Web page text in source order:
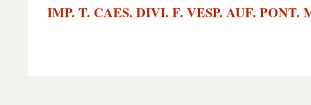
IMP. T. CAES. DIVI. F. VESP. AUF. PONT.